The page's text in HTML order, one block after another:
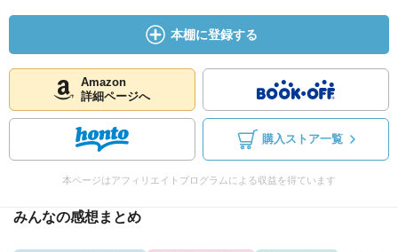
本棚に登録する
Amazon
詳細ページへ
購入ストア一覧
本ページはアフィリエイトプログラムによる収益を得ています
みんなの感想まとめ